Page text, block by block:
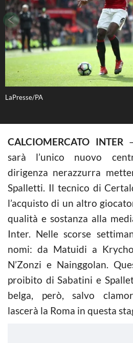
LaPresse/PA
CALCIOMERCATO INTER–
sarà l’unico nuovo
dirigenza nerazzurra
Spalletti. Il tecnico di
l’acquisto di un altro
qualità e sostanza alla
Inter. Nelle scorse
nomi: da Matuidi a
N’Zonzi e Nainggolan.
proibito di Sabatini e
belga, però, salvo
lascerà la Roma in questa